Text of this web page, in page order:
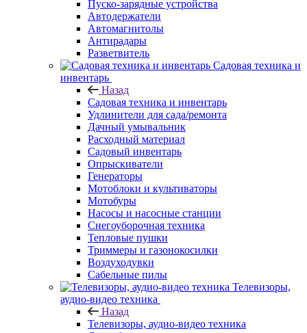
Пуско-зарядные устройства
Автодержатели
Автомагнитолы
Антирадары
Разветвитель
Садовая техника и
инвентарь
Назад
Садовая техника и инвентарь
Удлинители для сада/ремонта
Дачный умывальник
Расходный материал
Садовый инвентарь
Опрыскиватели
Генераторы
Мотоблоки и культиваторы
Мотобуры
Насосы и насосные станции
Снегоуборочная техника
Тепловые пушки
Триммеры и газонокосилки
Воздуходувки
Сабельные пилы
Телевизоры,
аудио-видео техника
Назад
Телевизоры, аудио-видео техника